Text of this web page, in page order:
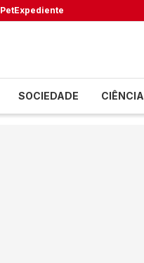
PetExpediente
SOCIEDADE CIÊNCIA